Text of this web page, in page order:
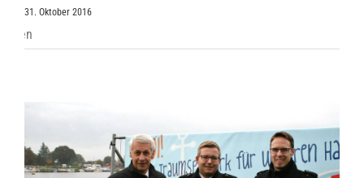
31. Oktober 2016